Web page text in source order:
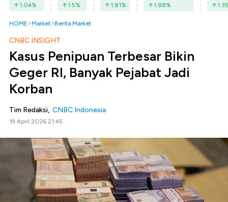
1.04% 1.5% 1.81% 1.88% 1.35
HOME Market Berita Market
CNBC INSIGHT
Kasus Penipuan Terbesar Bikin
Geger RI, Banyak Pejabat Jadi
Korban
Tim Redaksi, CNBC Indonesia
19 April 2026 21:45